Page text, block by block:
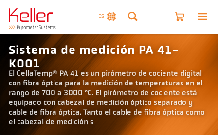
ES
Sistema de medición PA 41-
K001
El CellaTemp® PA 41 es un pirómetro de cociente digital
con fibra óptica para la medición de temperaturas en el
rango de 700 a 3000 °C. El pirómetro de cociente está
equipado con cabezal de medición óptico separado y
cable de fibra óptica. Tanto el cable de fibra óptica como
el cabezal de medición s